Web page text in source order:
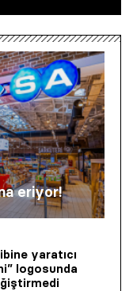
eriyor!
yaratıcı
logosunda